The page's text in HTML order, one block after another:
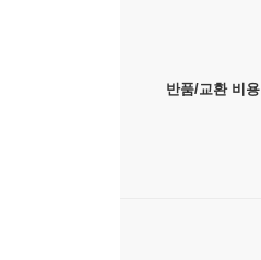
반품/교환 비용